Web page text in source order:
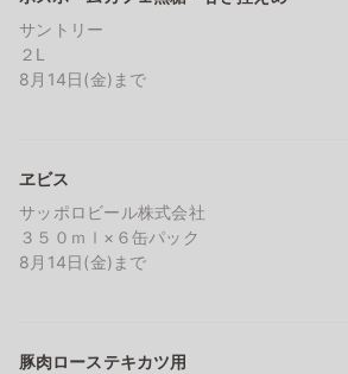
サントリー
２L
8月14日(金)まで
ヱビス
サッポロビール株式会社
３５０ｍｌ×６缶パック
8月14日(金)まで
豚肉ローステキカツ用